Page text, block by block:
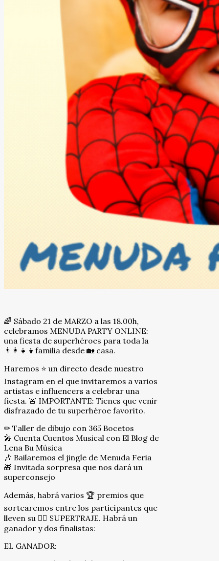
🌈 Sábado 21 de MARZO a las 18.00h,
celebramos MENUDA PARTY ONLINE:
una fiesta de superhéroes para toda la
👨‍👩‍👧‍👦familia desde 🏡 casa.
Haremos ⭐ un directo desde nuestro
Instagram en el que invitaremos a varios
artistas e influencers a celebrar una
fiesta. 🚨 IMPORTANTE: Tienes que venir
disfrazado de tu superhéroe favorito.
✏ Taller de dibujo con 365 Bocetos
🎤 Cuenta Cuentos Musical con El Blog de
Lena Bu Música
🎶 Bailaremos el jingle de Menuda Feria
🎁 Invitada sorpresa que nos dará un
superconsejo
Además, habrá varios 🏆 premios que
sortearemos entre los participantes que
lleven su 🦸‍♂ SUPERTRAJE. Habrá un
ganador y dos finalistas:
EL GANADOR: